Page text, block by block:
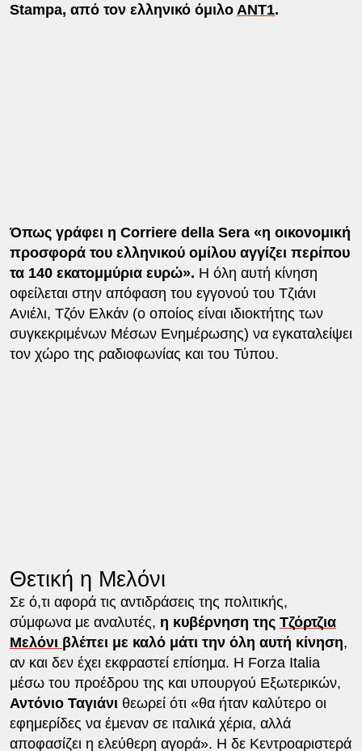
Stampa, από τον ελληνικό όμιλο ΑΝΤ1.
Όπως γράφει η Corriere della Sera «η οικονομική
προσφορά του ελληνικού ομίλου αγγίζει περίπου
τα 140 εκατομμύρια ευρώ». Η όλη αυτή κίνηση
οφείλεται στην απόφαση του εγγονού του Τζιάνι
Ανιέλι, Τζόν Ελκάν (ο οποίος είναι ιδιοκτήτης των
συγκεκριμένων Μέσων Ενημέρωσης) να εγκαταλείψει
τον χώρο της ραδιοφωνίας και του Τύπου.
Θετική η Μελόνι
Σε ό,τι αφορά τις αντιδράσεις της πολιτικής,
σύμφωνα με αναλυτές, η κυβέρνηση της Τζόρτζια
Μελόνι βλέπει με καλό μάτι την όλη αυτή κίνηση,
αν και δεν έχει εκφραστεί επίσημα. Η Forza Italia
μέσω του προέδρου της και υπουργού Eξωτερικών,
Αντόνιο Ταγιάνι θεωρεί ότι «θα ήταν καλύτερο οι
εφημερίδες να έμεναν σε ιταλικά χέρια, αλλά
αποφασίζει η ελεύθερη αγορά». Η δε Kεντροαριστερά